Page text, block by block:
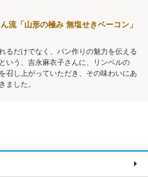
流「山形の極み 無塩せきベーコン」
るだけでなく、パン作りの魅力を伝える
いう、吉永麻衣子さんに、リンベルの
召し上がっていただき、その味わいにあ
ました。